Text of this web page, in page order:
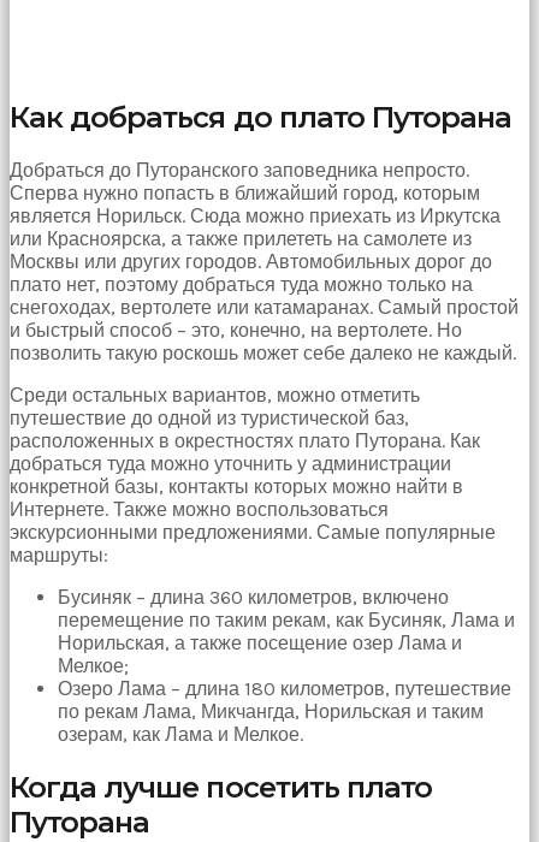
Bu
yüzden
erkeklerden
umudunu
kesen
kız
kendi
başına
hamile
kalıp
evlat
olmak
ister
porno
izle
Bu
yüzden
bir
sperm
ihtiyacı
doğan
gebelik
hastanesinin
yolunu
Как добраться до плато Путорана
Добраться до Путоранского заповедника непросто.
Сперва нужно попасть в ближайший город, которым
является Норильск. Сюда можно приехать из Иркутска
или Красноярска, а также прилететь на самолете из
Москвы или других городов. Автомобильных дорог до
плато нет, поэтому добраться туда можно только на
снегоходах, вертолете или катамаранах. Самый простой
и быстрый способ – это, конечно, на вертолете. Но
позволить такую роскошь может себе далеко не каждый.
Среди остальных вариантов, можно отметить
путешествие до одной из туристической баз,
расположенных в окрестностях плато Путорана. Как
добраться туда можно уточнить у администрации
конкретной базы, контакты которых можно найти в
Интернете. Также можно воспользоваться
экскурсионными предложениями. Самые популярные
маршруты:
Бусиняк – длина 360 километров, включено
перемещение по таким рекам, как Бусиняк, Лама и
Норильская, а также посещение озер Лама и
Мелкое;
Озеро Лама – длина 180 километров, путешествие
по рекам Лама, Микчангда, Норильская и таким
озерам, как Лама и Мелкое.
Когда лучше посетить плато
Путорана